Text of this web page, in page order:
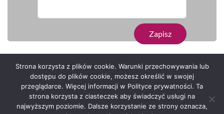
Serwis zaprojektował Grzegorz Sztank .
Strona korzysta z plików cookie. Warunki przechowywania lub
dostępu do plików cookie, możesz określić w swojej
przeglądarce. Więcej informacji w Polityce prywatności. Ta
strona korzysta z ciasteczek aby świadczyć usługi na
najwyższym poziomie. Dalsze korzystanie ze strony oznacza,